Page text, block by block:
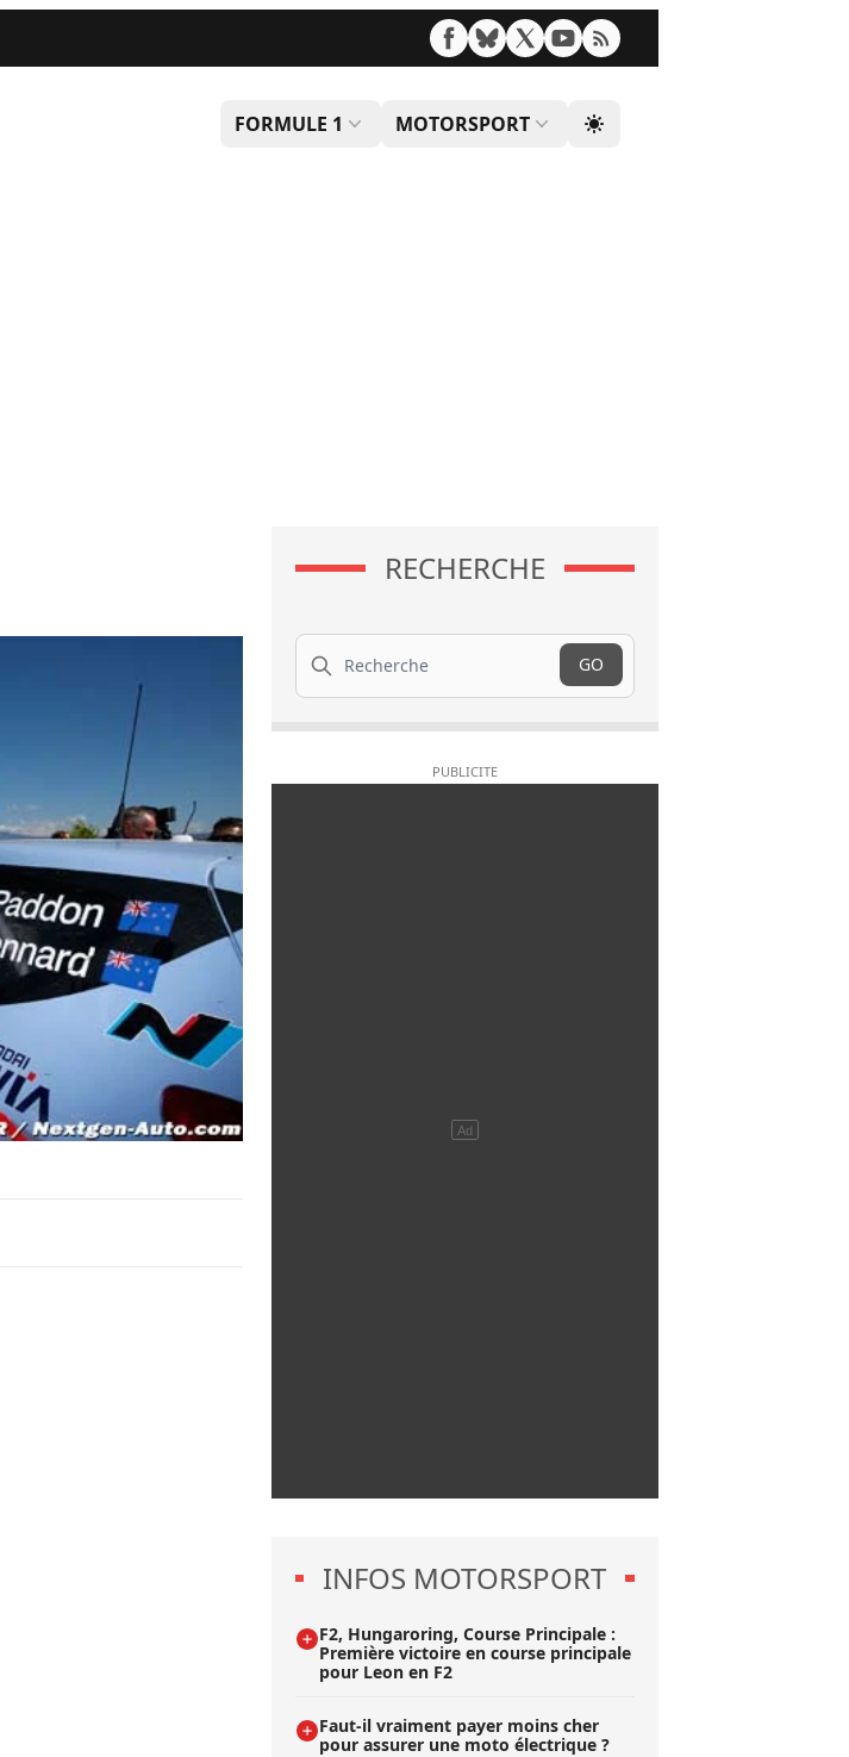
FORMULE 1 MOTORSPORT
RECHERCHE
Recherche
GO
INFOS MOTORSPORT
F2, Hungaroring, Course Principale :
Première victoire en course principale
pour Leon en F2
Faut-il vraiment payer moins cher
pour assurer une moto électrique ?